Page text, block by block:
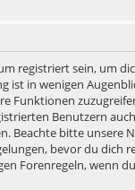
registriert sein, um
ist in wenigen
Funktionen
Benutzern
Beachte bitte unsere
bevor du dich
Forenregeln, wenn